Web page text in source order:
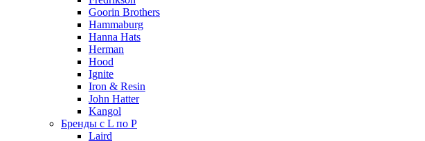
Goorin Brothers
Hammaburg
Hanna Hats
Herman
Hood
Ignite
Iron & Resin
John Hatter
Kangol
Бренды с L по P
Laird